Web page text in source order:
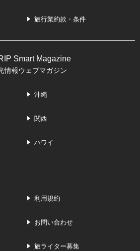
旅行業約款・条件
Smart Magazine
情報ウェブマガジン
沖縄
関西
ハワイ
利用規約
お問い合わせ
旅ライター募集